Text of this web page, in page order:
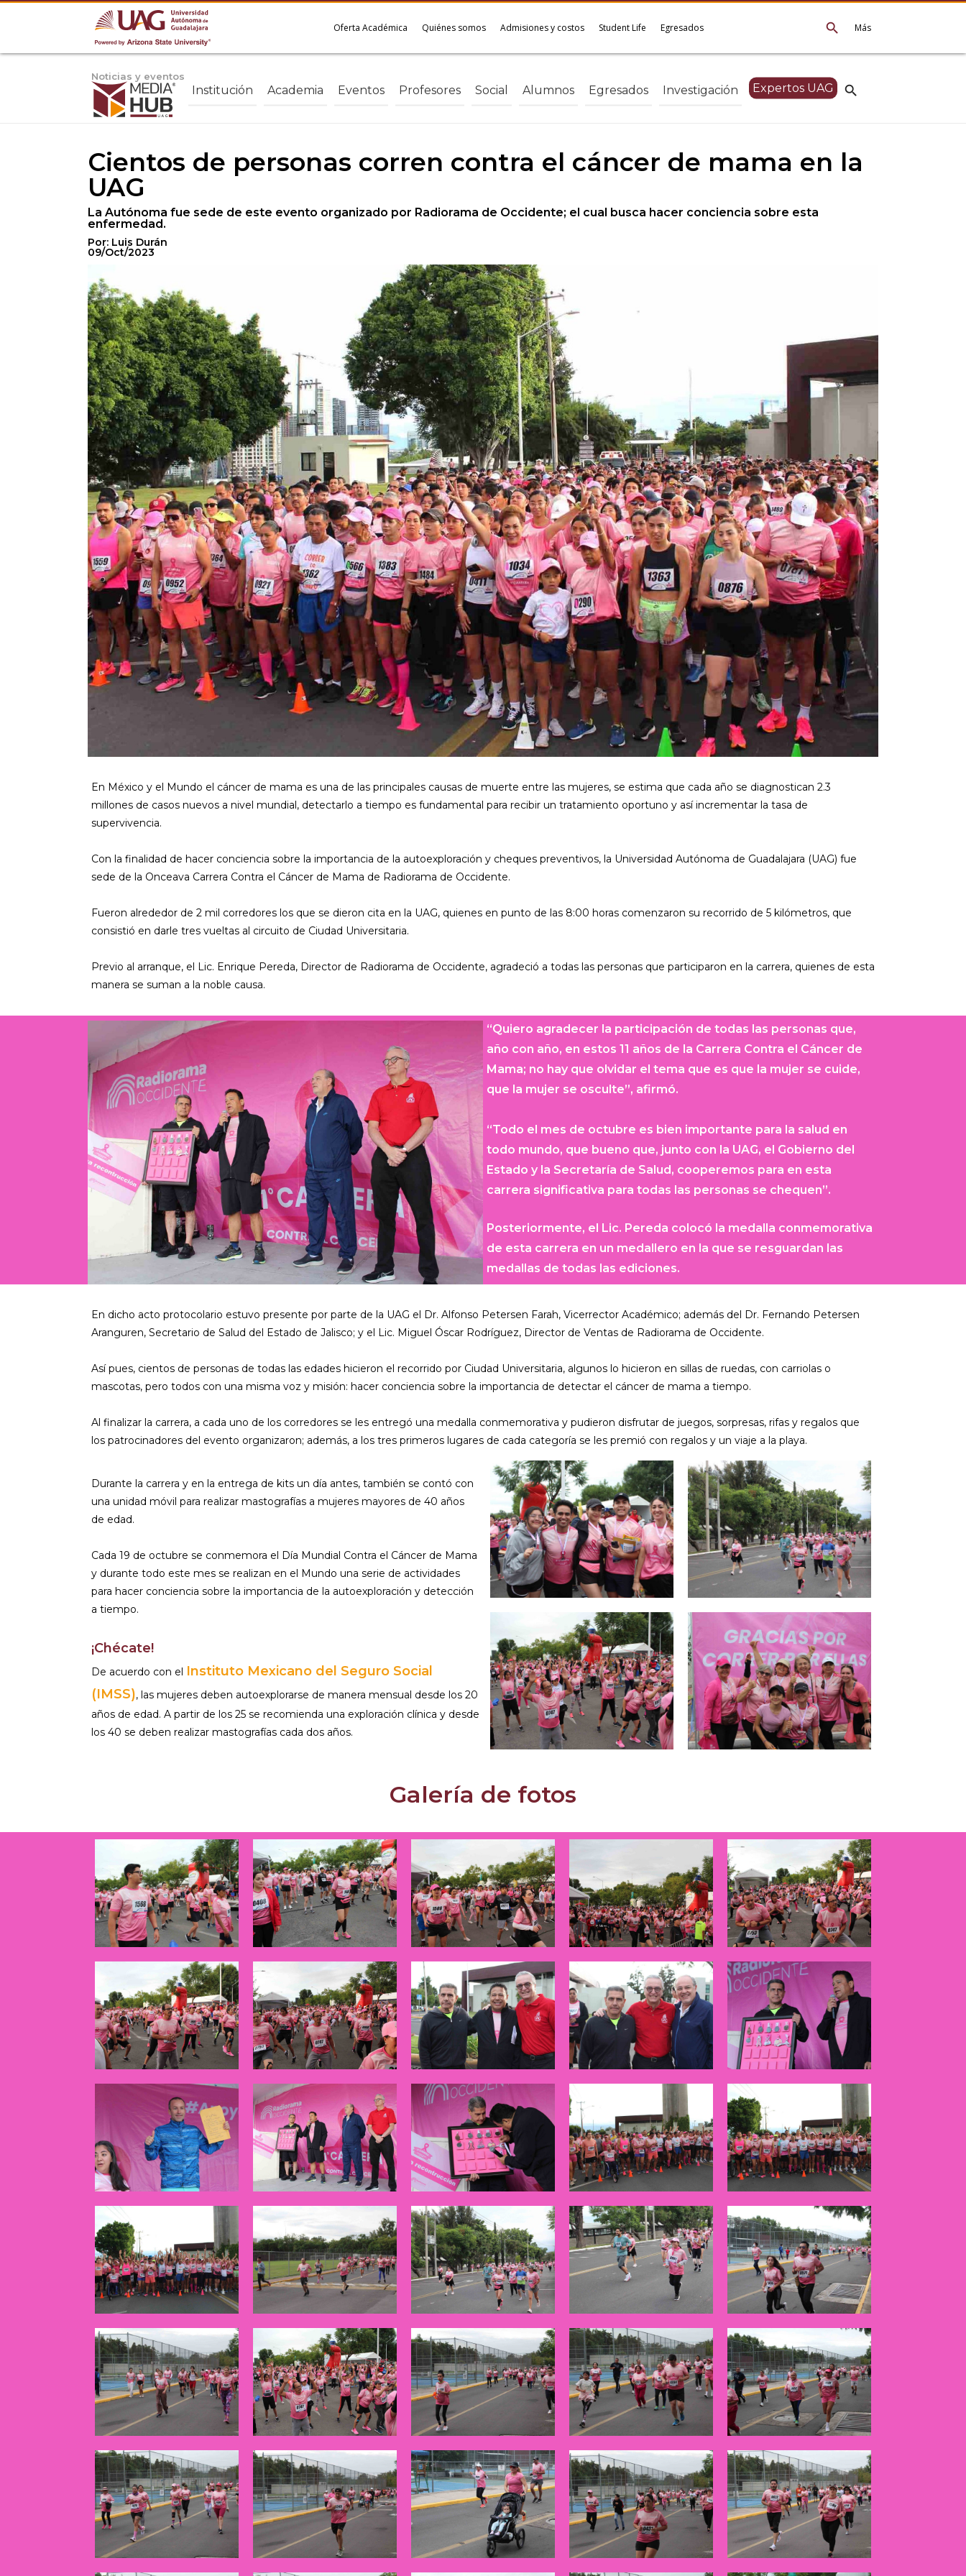
Más
search
Oferta Académica Quiénes somos Admisiones y costos Student Life Egresados
Noticias y eventos
search
Institución Academia Eventos Profesores Social Alumnos Egresados Investigación Expertos UAG
Cientos de personas corren contra el cáncer de mama en la
UAG
La Autónoma fue sede de este evento organizado por Radiorama de Occidente; el cual busca hacer conciencia sobre esta
enfermedad.
Por: Luis Durán
09/Oct/2023
En México y el Mundo el cáncer de mama es una de las principales causas de muerte entre las mujeres, se estima que cada año se diagnostican 2.3
millones de casos nuevos a nivel mundial, detectarlo a tiempo es fundamental para recibir un tratamiento oportuno y así incrementar la tasa de
supervivencia.
Con la finalidad de hacer conciencia sobre la importancia de la autoexploración y cheques preventivos, la Universidad Autónoma de Guadalajara (UAG) fue
sede de la Onceava Carrera Contra el Cáncer de Mama de Radiorama de Occidente.
Fueron alrededor de 2 mil corredores los que se dieron cita en la UAG, quienes en punto de las 8:00 horas comenzaron su recorrido de 5 kilómetros, que
consistió en darle tres vueltas al circuito de Ciudad Universitaria.
Previo al arranque, el Lic. Enrique Pereda, Director de Radiorama de Occidente, agradeció a todas las personas que participaron en la carrera, quienes de esta
manera se suman a la noble causa.
“Quiero agradecer la participación de todas las personas que,
año con año, en estos 11 años de la Carrera Contra el Cáncer de
Mama; no hay que olvidar el tema que es que la mujer se cuide,
que la mujer se osculte”, afirmó.
“Todo el mes de octubre es bien importante para la salud en
todo mundo, que bueno que, junto con la UAG, el Gobierno del
Estado y la Secretaría de Salud, cooperemos para en esta
carrera significativa para todas las personas se chequen”.
Posteriormente, el Lic. Pereda colocó la medalla conmemorativa
de esta carrera en un medallero en la que se resguardan las
medallas de todas las ediciones.
En dicho acto protocolario estuvo presente por parte de la UAG el Dr. Alfonso Petersen Farah, Vicerrector Académico; además del Dr. Fernando Petersen
Aranguren, Secretario de Salud del Estado de Jalisco; y el Lic. Miguel Óscar Rodríguez, Director de Ventas de Radiorama de Occidente.
Así pues, cientos de personas de todas las edades hicieron el recorrido por Ciudad Universitaria, algunos lo hicieron en sillas de ruedas, con carriolas o
mascotas, pero todos con una misma voz y misión: hacer conciencia sobre la importancia de detectar el cáncer de mama a tiempo.
Al finalizar la carrera, a cada uno de los corredores se les entregó una medalla conmemorativa y pudieron disfrutar de juegos, sorpresas, rifas y regalos que
los patrocinadores del evento organizaron; además, a los tres primeros lugares de cada categoría se les premió con regalos y un viaje a la playa.
Durante la carrera y en la entrega de kits un día antes, también se contó con
una unidad móvil para realizar mastografías a mujeres mayores de 40 años
de edad.
Cada 19 de octubre se conmemora el Día Mundial Contra el Cáncer de Mama
y durante todo este mes se realizan en el Mundo una serie de actividades
para hacer conciencia sobre la importancia de la autoexploración y detección
a tiempo.
¡Chécate!
De acuerdo con el Instituto Mexicano del Seguro Social
(IMSS), las mujeres deben autoexplorarse de manera mensual desde los 20
años de edad. A partir de los 25 se recomienda una exploración clínica y desde
los 40 se deben realizar mastografías cada dos años.
Galería de fotos